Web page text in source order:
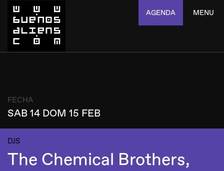
AGENDA MENU
FECHA
SAB 14 DOM 15 FEB
DJS
The Chemical Brothers,